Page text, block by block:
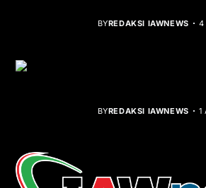
BYREDAKSI IAWNEWS 4
BYREDAKSI IAWNEWS 1